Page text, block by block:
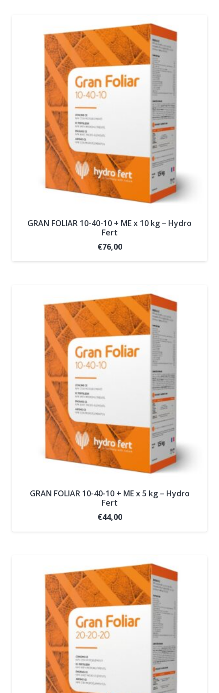
GRAN FOLIAR 10-40-10 + ME x 10 kg – Hydro
Fert
€76,00
GRAN FOLIAR 10-40-10 + ME x 5 kg – Hydro
Fert
€44,00